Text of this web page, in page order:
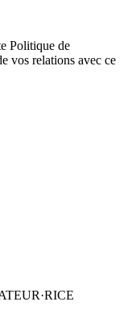
Politique de
vos relations avec ce